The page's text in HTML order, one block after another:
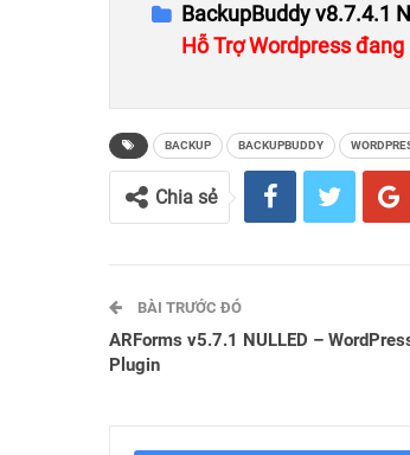
BackupBuddy v8.7.4.1
Hỗ Trợ Wordpress
BACKUP BACKUPBUDDY
Chia sẻ
BÀI TRƯỚC ĐÓ
ARForms v5.7.1 NULLED –
Plugin